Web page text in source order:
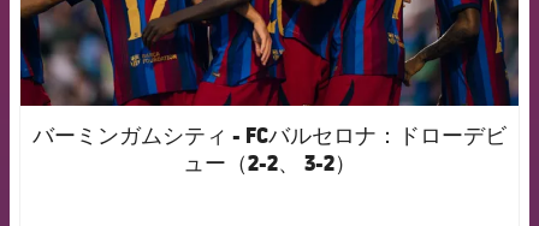
バーミンガムシティ - FCバルセロナ：ドローデビ
ュー（2-2、 3-2）